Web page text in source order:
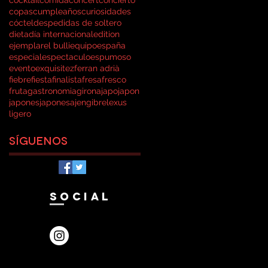
copascumpleañoscuriosidades
cócteldespedidas de soltero
dietadía internacionaledition
ejemplarel bulliequipoespaña
especialespectaculoespumoso
eventoexquisitezferran adrià
fiebrefiestafinalistafresafresco
frutagastronomiagironajapojapon
japonesjaponesajengibrelexus
ligero
Síguenos
SOCIAL